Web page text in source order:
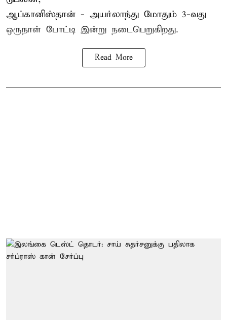
ஆப்கானிஸ்தான் - அயர்லாந்து மோதும் 3-வது
ஒருநாள் போட்டி இன்று நடைபெறுகிறது.
Read More